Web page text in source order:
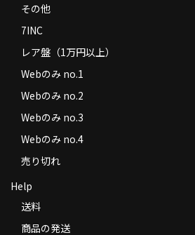
その他
7INC
レア盤（1万円以上）
Webのみ no.1
Webのみ no.2
Webのみ no.3
Webのみ no.4
売り切れ
Help
送料
商品の発送